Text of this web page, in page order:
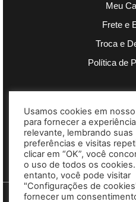
Meu
Frete e
Troca e
Política de
Copyright © 2023
Usamos cookies em
para fornecer a
relevante, lembrando suas
preferências e visitas
clicar em “OK”, você
o uso de todos os
entanto, você pode visitar
"Configurações de
fornecer um